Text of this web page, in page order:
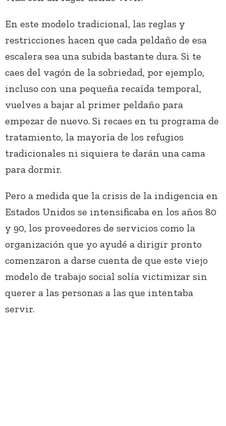
En este modelo tradicional, las reglas y
restricciones hacen que cada peldaño de esa
escalera sea una subida bastante dura. Si te
caes del vagón de la sobriedad, por ejemplo,
incluso con una pequeña recaída temporal,
vuelves a bajar al primer peldaño para
empezar de nuevo. Si recaes en tu programa de
tratamiento, la mayoría de los refugios
tradicionales ni siquiera te darán una cama
para dormir.
Pero a medida que la crisis de la indigencia en
Estados Unidos se intensificaba en los años 80
y 90, los proveedores de servicios como la
organización que yo ayudé a dirigir pronto
comenzaron a darse cuenta de que este viejo
modelo de trabajo social solía victimizar sin
querer a las personas a las que intentaba
servir.